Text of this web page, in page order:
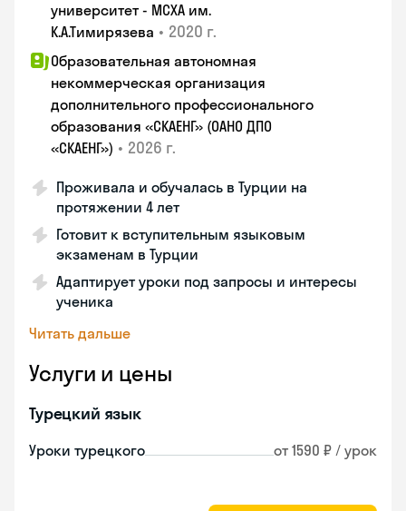
университет - МСХА им.
К.А.Тимирязева • 2020 г.
Образовательная автономная
некоммерческая организация
дополнительного профессионального
образования «СКАЕНГ» (ОАНО ДПО
«СКАЕНГ») • 2026 г.
Проживала и обучалась в Турции на
протяжении 4 лет
Готовит к вступительным языковым
экзаменам в Турции
Адаптирует уроки под запросы и интересы
ученика
Читать дальше
Услуги и цены
Турецкий язык
Уроки турецкого от 1590 ₽ / урок